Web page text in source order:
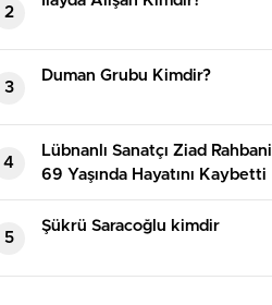
2
3
Duman Grubu Kimdir?
4
Lübnanlı Sanatçı Ziad Rahbani
69 Yaşında Hayatını Kaybetti
5
Şükrü Saracoğlu kimdir